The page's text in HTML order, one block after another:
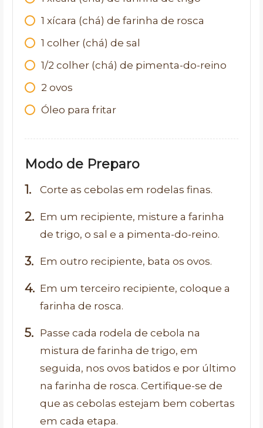
1 xícara (chá) de farinha de rosca
1 colher (chá) de sal
1/2 colher (chá) de pimenta-do-reino
2 ovos
Óleo para fritar
Modo de Preparo
Corte as cebolas em rodelas finas.
Em um recipiente, misture a farinha
de trigo, o sal e a pimenta-do-reino.
Em outro recipiente, bata os ovos.
Em um terceiro recipiente, coloque a
farinha de rosca.
Passe cada rodela de cebola na
mistura de farinha de trigo, em
seguida, nos ovos batidos e por último
na farinha de rosca. Certifique-se de
que as cebolas estejam bem cobertas
em cada etapa.